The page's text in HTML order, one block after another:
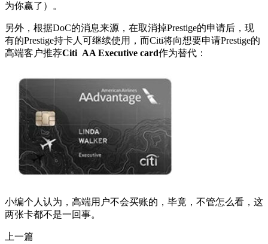
为你赢了）。
另外，根据DoC的消息来源，在取消掉Prestige的申请后，现
有的Prestige持卡人可继续使用，而Citi将向想要申请Prestige的
高端客户推荐Citi AA Executive card作为替代：
小编个人认为，高端用户不会买账的，毕竟，不管怎么看，这
两张卡都不是一回事。
上一篇